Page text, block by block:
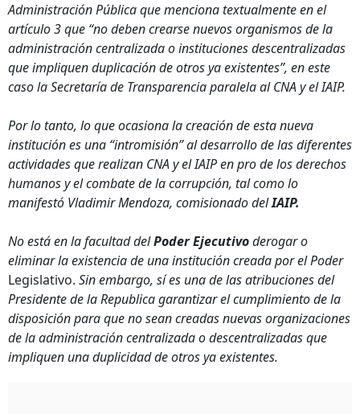
Administración Pública que menciona textualmente en el
artículo 3 que “no deben crearse nuevos organismos de la
administración centralizada o instituciones descentralizadas
que impliquen duplicación de otros ya existentes”, en este
caso la Secretaría de Transparencia paralela al CNA y el IAIP.
Por lo tanto, lo que ocasiona la creación de esta nueva
institución es una “intromisión” al desarrollo de las diferentes
actividades que realizan CNA y el IAIP en pro de los derechos
humanos y el combate de la corrupción, tal como lo
manifestó Vladimir Mendoza, comisionado delIAIP.
No está en la facultad delPoder Ejecutivoderogar o
eliminar la existencia de una institución creada por el Poder
Legislativo. Sin embargo, sí es una de las atribuciones del
Presidente de la Republica garantizar el cumplimiento de la
disposición para que no sean creadas nuevas organizaciones
de la administración centralizada o descentralizadas que
impliquen una duplicidad de otros ya existentes.